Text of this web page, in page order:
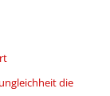
die